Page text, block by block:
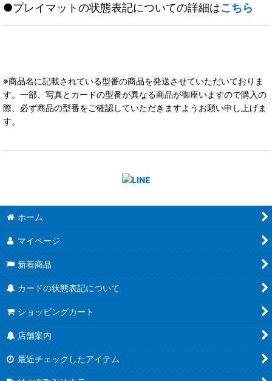
●プレイマットの状態表記についての詳細はこちら
※商品名に記載されている型番の商品を発送させていただいておりま
す。一部、写真とカードの型番が異なる商品が御座いますので購入の
際、必ず商品の型番をご確認していただきますようお願い申し上げま
す。
ホーム
マイページ
新着商品
カードの状態表記について
ショッピングカート
店舗案内
最近チェックしたアイテム